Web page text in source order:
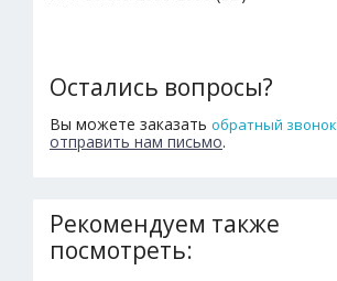
Остались вопросы?
Вы можете заказать обратный звонок
отправить нам письмо.
Рекомендуем также
посмотреть: